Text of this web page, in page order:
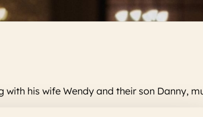
his wife Wendy and their son Danny,